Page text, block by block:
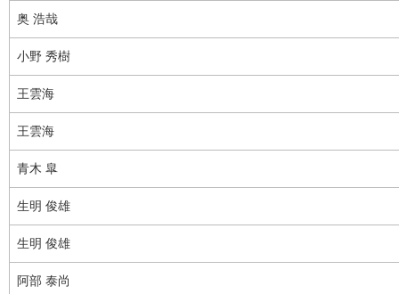
奥 浩哉
小野 秀樹
王雲海
王雲海
青木 皐
生明 俊雄
生明 俊雄
阿部 泰尚